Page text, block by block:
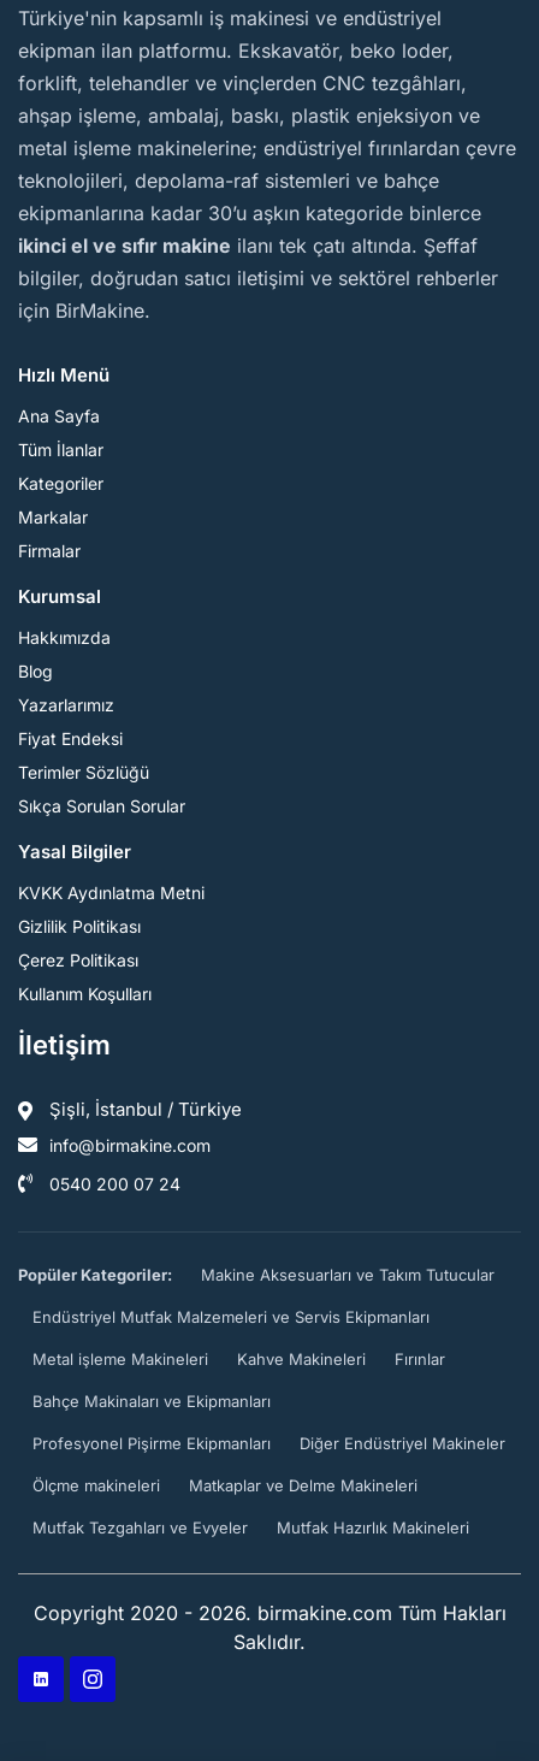
BirMakine
Türkiye'nin kapsamlı iş makinesi ve endüstriyel
ekipman ilan platformu. Ekskavatör, beko loder,
forklift, telehandler ve vinçlerden CNC tezgâhları,
ahşap işleme, ambalaj, baskı, plastik enjeksiyon ve
metal işleme makinelerine; endüstriyel fırınlardan çevre
teknolojileri, depolama-raf sistemleri ve bahçe
ekipmanlarına kadar 30’u aşkın kategoride binlerce
ikinci el ve sıfır makine ilanı tek çatı altında. Şeffaf
bilgiler, doğrudan satıcı iletişimi ve sektörel rehberler
için BirMakine.
Hızlı Menü
Ana Sayfa
Tüm İlanlar
Kategoriler
Markalar
Firmalar
Kurumsal
Hakkımızda
Blog
Yazarlarımız
Fiyat Endeksi
Terimler Sözlüğü
Sıkça Sorulan Sorular
Yasal Bilgiler
KVKK Aydınlatma Metni
Gizlilik Politikası
Çerez Politikası
Kullanım Koşulları
İletişim
Şişli, İstanbul / Türkiye
info@birmakine.com
0540 200 07 24
Popüler Kategoriler: Makine Aksesuarları ve Takım Tutucular
Endüstriyel Mutfak Malzemeleri ve Servis Ekipmanları
Metal işleme Makineleri Kahve Makineleri Fırınlar
Bahçe Makinaları ve Ekipmanları
Profesyonel Pişirme Ekipmanları Diğer Endüstriyel Makineler
Ölçme makineleri Matkaplar ve Delme Makineleri
Mutfak Tezgahları ve Evyeler Mutfak Hazırlık Makineleri
Copyright 2020 - 2026. birmakine.com Tüm Hakları
Saklıdır.